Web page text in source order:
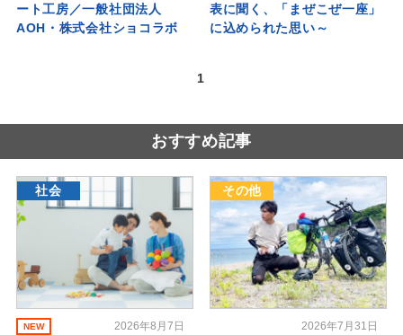
ート工房／一般社団法人
AOH・株式会社ショコラボ
表に聞く、「まぜこぜ一座」
に込められた思い～
1
おすすめ記事
社会
NEW 2026年8月7日
その他
2026年7月31日